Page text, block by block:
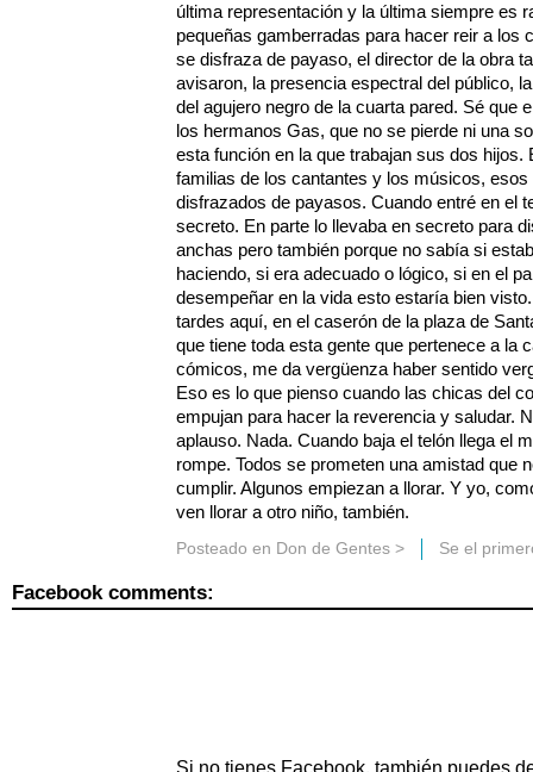
última representación y la última siempre es
pequeñas gamberradas para hacer reir a los
se disfraza de payaso, el director de la obra
avisaron, la presencia espectral del público,
del agujero negro de la cuarta pared. Sé que
los hermanos Gas, que no se pierde ni una
esta función en la que trabajan sus dos hijos.
familias de los cantantes y los músicos,
disfrazados de payasos. Cuando entré en el
secreto. En parte lo llevaba en secreto para
anchas pero también porque no sabía si
haciendo, si era adecuado o lógico, si en el
desempeñar en la vida esto estaría bien
tardes aquí, en el caserón de la plaza de
que tiene toda esta gente que pertenece a la
cómicos, me da vergüenza haber sentido
Eso es lo que pienso cuando las chicas del
empujan para hacer la reverencia y saludar.
aplauso. Nada. Cuando baja el telón llega el
rompe. Todos se prometen una amistad que
cumplir. Algunos empiezan a llorar. Y yo,
ven llorar a otro niño, también.
Posteado en Don de Gentes > Se el
Facebook comments: